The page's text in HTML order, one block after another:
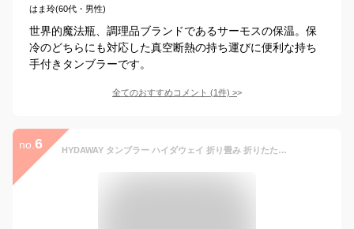
はま玲(60代・男性)
世界的魔法瓶、調理品ブランドであるサーモスの保温。保
冷のどちらにも対応した真空断熱の持ち運びに便利な持ち
手付きタンブラーです。
全てのおすすめコメント (1件) >
no. 6 HYDAWAY タンブラー ハイダウェイ 折り畳み 折りたたみ 折りたためる 折り畳める 保温 保冷 おしゃれ 折り畳みタンブラー 折り畳みコップ 折り畳みカップ マグボトル マイボトル マイカップ マイタンブラー ストロー付き